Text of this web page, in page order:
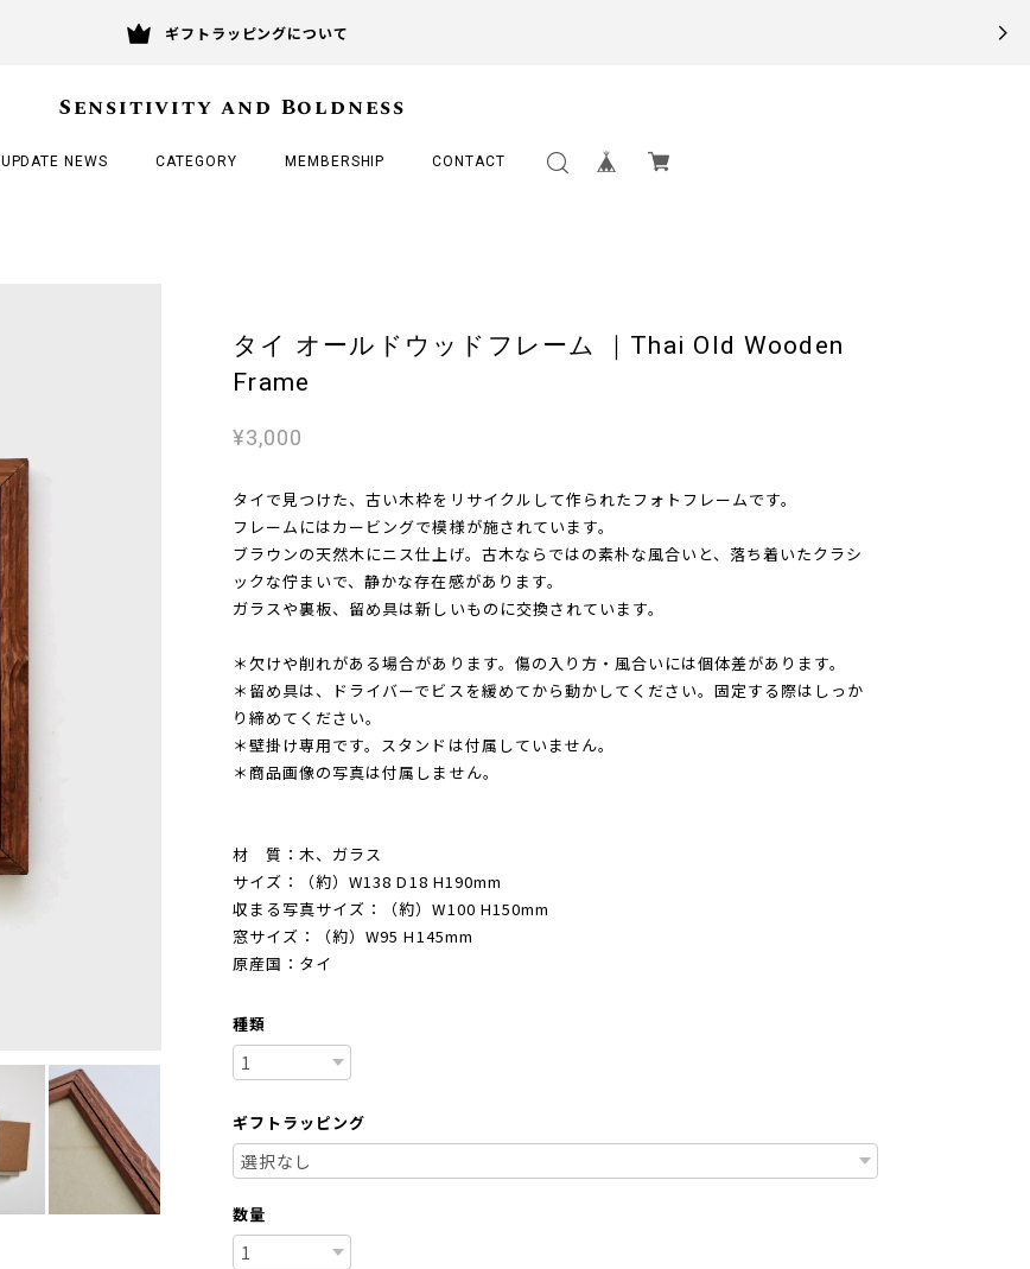
ギフトラッピングについて
Sensitivity and Boldness
UPDATE NEWS CATEGORY MEMBERSHIP CONTACT
タイ オールドウッドフレーム ｜Thai Old Wooden
Frame
¥3,000
タイで見つけた、古い木枠をリサイクルして作られたフォトフレームです。
フレームにはカービングで模様が施されています。
ブラウンの天然木にニス仕上げ。古木ならではの素朴な風合いと、落ち着いたクラシ
ックな佇まいで、静かな存在感があります。
ガラスや裏板、留め具は新しいものに交換されています。
＊欠けや削れがある場合があります。傷の入り方・風合いには個体差があります。
＊留め具は、ドライバーでビスを緩めてから動かしてください。固定する際はしっか
り締めてください。
＊壁掛け専用です。スタンドは付属していません。
＊商品画像の写真は付属しません。
材 質：木、ガラス
サイズ：（約）W138 D18 H190mm
収まる写真サイズ：（約）W100 H150mm
窓サイズ：（約）W95 H145mm
原産国：タイ
種類
ギフトラッピング
数量